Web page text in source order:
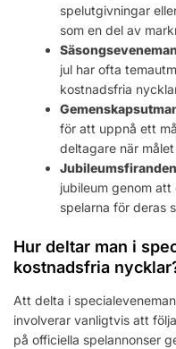
spelutgivningar
som en del av
jul har ofta
kostnadsfria
för att uppnå ett
deltagare när
jubileum genom
spelarna för deras
Hur deltar man i
kostnadsfria
Att delta i
involverar vanligtvis att
på officiella spelannonser